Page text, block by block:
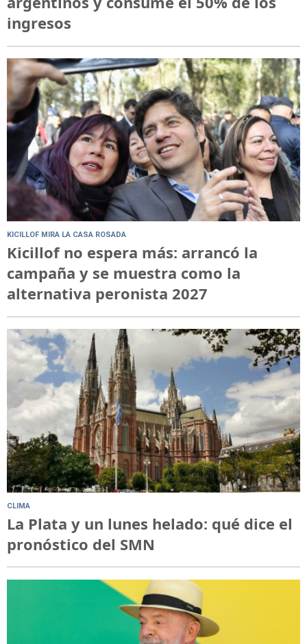
ingresos
KICILLOF MIRA LA CASA ROSADA
Kicillof no espera más: arrancó la
campaña y se muestra como la
alternativa peronista 2027
CLIMA
La Plata y un lunes helado: qué dice el
pronóstico del SMN